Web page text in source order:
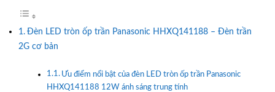
Đèn LED tròn ốp trần Panasonic HHXQ141188 – Đèn trần
2G cơ bản
Ưu điểm nổi bật của đèn LED tròn ốp trần Panasonic
HHXQ141188 12W ánh sáng trung tính